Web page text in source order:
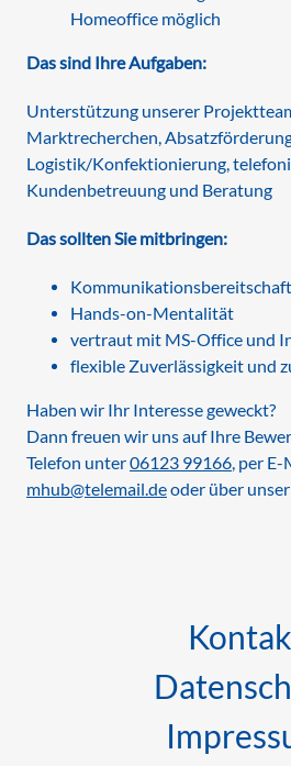
Homeoffice möglich
Das sind Ihre Aufgaben:
Unterstützung unserer
Marktrecherchen,
Logistik/Konfektionierung,
Kundenbetreuung und Beratung
Das sollten Sie mitbringen:
Kommunikationsbereitschaft
Hands-on-Mentalität
vertraut mit MS-Office und
flexible Zuverlässigkeit und
Haben wir Ihr Interesse geweckt?
Dann freuen wir uns auf Ihre
Telefon unter06123 99166 , per
mhub@telemail.deoder über unser